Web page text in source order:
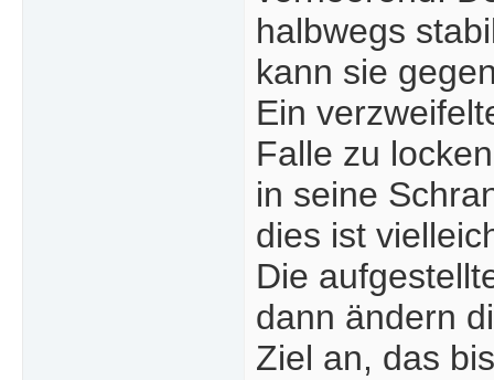
halbwegs
kann sie
Ein
Falle zu
in seine
dies ist
Die
dann ändern
Ziel an, das